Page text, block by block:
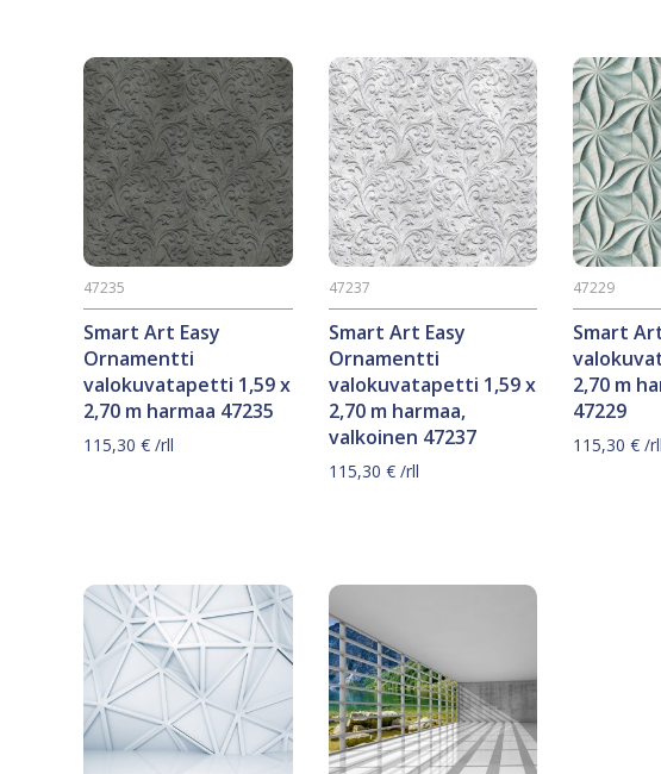
Smart Art Easy
Ornamentti
valokuvatapetti 1,59 x
2,70 m harmaa 47235
47235
115,30 € /rll
Smart Art Easy
Ornamentti
valokuvatapetti 1,59 x
2,70 m harmaa,
valkoinen 47237
47237
115,30 €/rll
Smart
2,70 m
47229
47229
115,30€ /rll